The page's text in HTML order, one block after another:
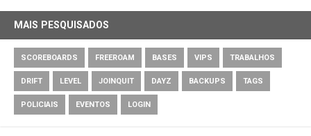
MAIS PESQUISADOS
SCOREBOARDS FREEROAM BASES VIPS TRABALHOS
DRIFT LEVEL JOINQUIT DAYZ BACKUPS TAGS
POLICIAIS EVENTOS LOGIN